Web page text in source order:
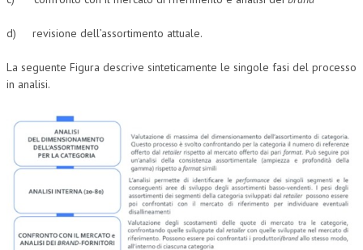
PERSONA E CITTÀ
L’UMANISTA
DIRITTO
DIRITTO DEL LAVORO
DIRITTO DEL WEB
DIRITTO DELLE IMPRESE IN CRISI
CRIMINOLOGIA E CRIMINALISTICA
SICUREZZA SUL LAVORO
d) revisione dell’assortimento attuale.
La seguente Figura descrive sinteticamente le singole fasi del processo
in analisi.